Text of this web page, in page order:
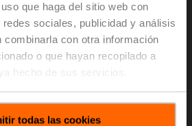
que haga del sitio web con
sociales, publicidad y análisis
combinarla con otra información
o que hayan recopilado a
hecho de sus servicios.
todas las cookies
e impulsan la
lleva a cabo en estrecha
estudiando la
y las nuevas posibilidades
tecnologías para garantizar un